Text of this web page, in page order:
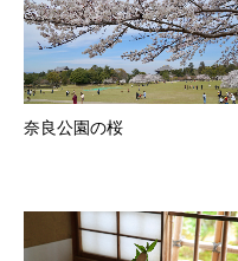
奈良公園の桜